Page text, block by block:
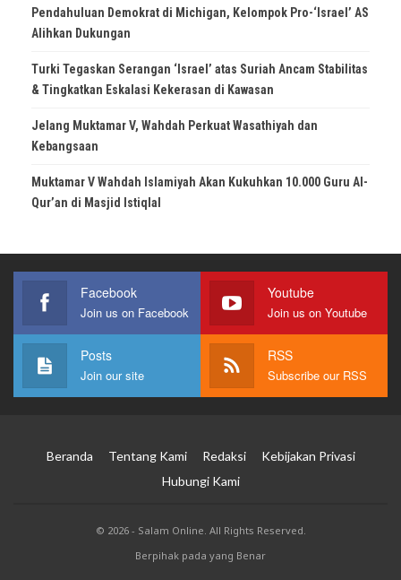
Pendahuluan Demokrat di Michigan, Kelompok Pro-‘Israel’ AS
Alihkan Dukungan
Turki Tegaskan Serangan ‘Israel’ atas Suriah Ancam Stabilitas
& Tingkatkan Eskalasi Kekerasan di Kawasan
Jelang Muktamar V, Wahdah Perkuat Wasathiyah dan
Kebangsaan
Muktamar V Wahdah Islamiyah Akan Kukuhkan 10.000 Guru Al-
Qur’an di Masjid Istiqlal
Facebook
Join us on Facebook
Youtube
Join us on Youtube
Posts
Join our site
RSS
Subscribe our RSS
Beranda Tentang Kami Redaksi
Kebijakan Privasi
Hubungi Kami
© 2026 - Salam Online. All Rights Reserved.
Berpihak pada yang Benar